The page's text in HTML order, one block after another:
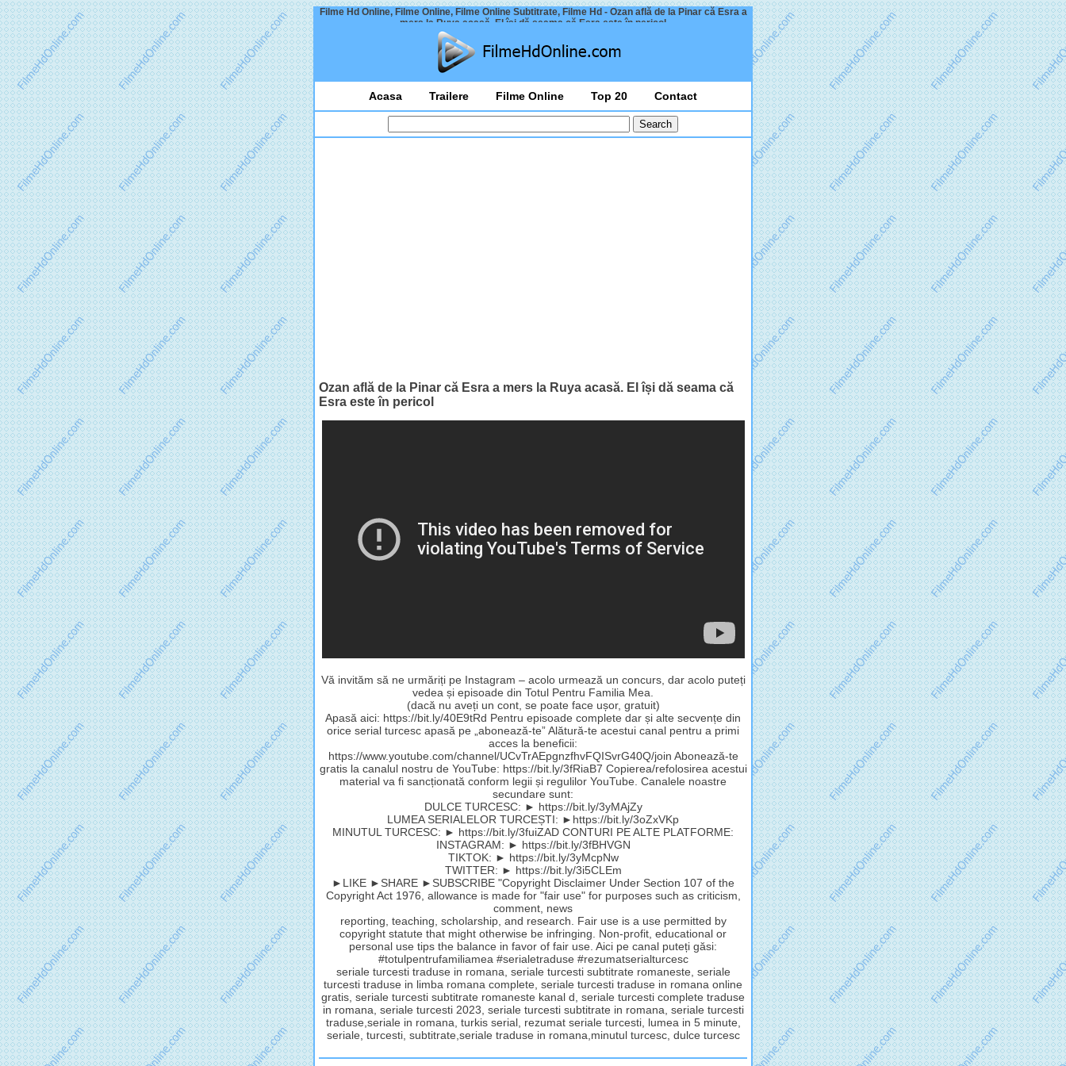
Filme Hd Online, Filme Online, Filme Online Subtitrate, Filme Hd - Ozan află de la Pinar că Esra a
mers la Ruya acasă. El își dă seama că Esra este în pericol
Acasa Trailere Filme Online Top 20 Contact
Ozan află de la Pinar că Esra a mers la Ruya acasă. El își dă seama că
Esra este în pericol
Vă invităm să ne urmăriți pe Instagram – acolo urmează un concurs, dar acolo puteți
vedea și episoade din Totul Pentru Familia Mea.
(dacă nu aveți un cont, se poate face ușor, gratuit)
Apasă aici: https://bit.ly/40E9tRd Pentru episoade complete dar și alte secvențe din
orice serial turcesc apasă pe „abonează-te” Alătură-te acestui canal pentru a primi
acces la beneficii:
https://www.youtube.com/channel/UCvTrAEpgnzfhvFQISvrG40Q/join Abonează-te
gratis la canalul nostru de YouTube: https://bit.ly/3fRiaB7 Copierea/refolosirea acestui
material va fi sancționată conform legii și regulilor YouTube. Canalele noastre
secundare sunt:
DULCE TURCESC: ► https://bit.ly/3yMAjZy
LUMEA SERIALELOR TURCEȘTI: ►https://bit.ly/3oZxVKp
MINUTUL TURCESC: ► https://bit.ly/3fuiZAD CONTURI PE ALTE PLATFORME:
INSTAGRAM: ► https://bit.ly/3fBHVGN
TIKTOK: ► https://bit.ly/3yMcpNw
TWITTER: ► https://bit.ly/3i5CLEm
►LIKE ►SHARE ►SUBSCRIBE "Copyright Disclaimer Under Section 107 of the
Copyright Act 1976, allowance is made for "fair use" for purposes such as criticism,
comment, news
reporting, teaching, scholarship, and research. Fair use is a use permitted by
copyright statute that might otherwise be infringing. Non-profit, educational or
personal use tips the balance in favor of fair use. Aici pe canal puteți găsi:
#totulpentrufamiliamea #serialetraduse #rezumatserialturcesc
seriale turcesti traduse in romana, seriale turcesti subtitrate romaneste, seriale
turcesti traduse in limba romana complete, seriale turcesti traduse in romana online
gratis, seriale turcesti subtitrate romaneste kanal d, seriale turcesti complete traduse
in romana, seriale turcesti 2023, seriale turcesti subtitrate in romana, seriale turcesti
traduse,seriale in romana, turkis serial, rezumat seriale turcesti, lumea in 5 minute,
seriale, turcesti, subtitrate,seriale traduse in romana,minutul turcesc, dulce turcesc